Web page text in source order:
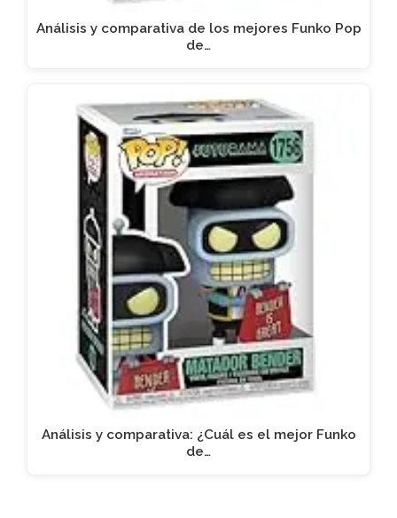
Análisis y comparativa de los mejores Funko Pop
de…
Análisis y comparativa: ¿Cuál es el mejor Funko
de…